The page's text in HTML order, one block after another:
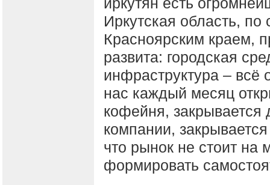
Иркутская область,
Красноярским краем,
развита: городская
инфраструктура – всё
нас каждый месяц
кофейня, закрывается
компании,
что рынок не стоит на
формировать